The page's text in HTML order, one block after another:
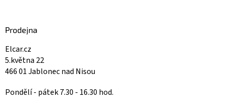
Prodejna
Elcar.cz
5.května 22
466 01 Jablonec nad Nisou
Pondělí - pátek 7.30 - 16.30 hod.